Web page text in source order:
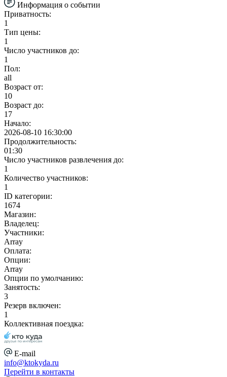
Информация о событии
Приватность:
1
Тип цены:
1
Число участников до:
1
Пол:
all
Возраст от:
10
Возраст до:
17
Начало:
2026-08-10 16:30:00
Продолжительность:
01:30
Число участников развлечения до:
1
Количество участников:
1
ID категории:
1674
Магазин:
Владелец:
Участники:
Array
Оплата:
Опции:
Array
Опции по умолчанию:
Занятость:
3
Резерв включен:
1
Коллективная поездка:
E-mail
info@ktokyda.ru
Перейти в контакты